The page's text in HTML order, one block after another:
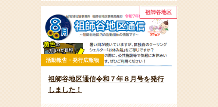
祖師谷地区
活動報告・発行広報物
祖師谷地区通信令和７年８月号を発行
しました！